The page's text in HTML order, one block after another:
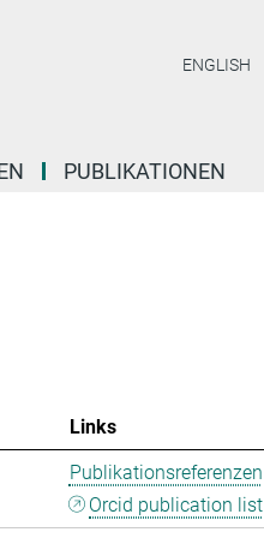
ENGLISH
PUBLIKATIONEN
Links
Publikationsreferenzen
Orcid publication list